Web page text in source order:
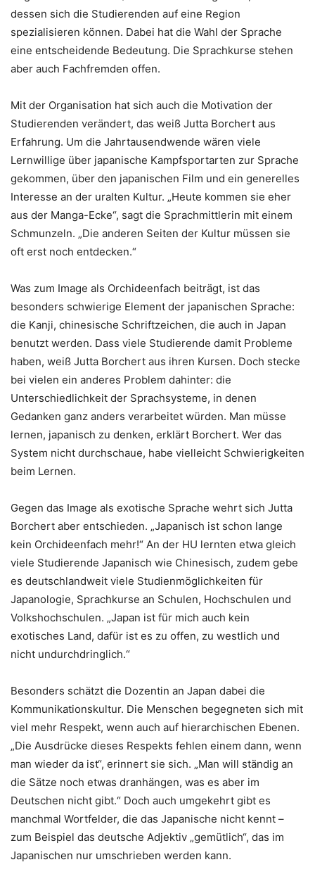
dessen sich die Studierenden auf eine Region
spezialisieren können. Dabei hat die Wahl der Sprache
eine entscheidende Bedeutung. Die Sprachkurse stehen
aber auch Fachfremden offen.
Mit der Organisation hat sich auch die Motivation der
Studierenden verändert, das weiß Jutta Borchert aus
Erfahrung. Um die Jahrtausendwende wären viele
Lernwillige über japanische Kampfsportarten zur Sprache
gekommen, über den japanischen Film und ein generelles
Interesse an der uralten Kultur. „Heute kommen sie eher
aus der Manga-Ecke“, sagt die Sprachmittlerin mit einem
Schmunzeln. „Die anderen Seiten der Kultur müssen sie
oft erst noch entdecken.“
Was zum Image als Orchideenfach beiträgt, ist das
besonders schwierige Element der japanischen Sprache:
die Kanji, chinesische Schriftzeichen, die auch in Japan
benutzt werden. Dass viele Studierende damit Probleme
haben, weiß Jutta Borchert aus ihren Kursen. Doch stecke
bei vielen ein anderes Problem dahinter: die
Unterschiedlichkeit der Sprachsysteme, in denen
Gedanken ganz anders verarbeitet würden. Man müsse
lernen, japanisch zu denken, erklärt Borchert. Wer das
System nicht durchschaue, habe vielleicht Schwierigkeiten
beim Lernen.
Gegen das Image als exotische Sprache wehrt sich Jutta
Borchert aber entschieden. „Japanisch ist schon lange
kein Orchideenfach mehr!“ An der HU lernten etwa gleich
viele Studierende Japanisch wie Chinesisch, zudem gebe
es deutschlandweit viele Studienmöglichkeiten für
Japanologie, Sprachkurse an Schulen, Hochschulen und
Volkshochschulen. „Japan ist für mich auch kein
exotisches Land, dafür ist es zu offen, zu westlich und
nicht undurchdringlich.“
Besonders schätzt die Dozentin an Japan dabei die
Kommunikationskultur. Die Menschen begegneten sich mit
viel mehr Respekt, wenn auch auf hierarchischen Ebenen.
„Die Ausdrücke dieses Respekts fehlen einem dann, wenn
man wieder da ist“, erinnert sie sich. „Man will ständig an
die Sätze noch etwas dranhängen, was es aber im
Deutschen nicht gibt.“ Doch auch umgekehrt gibt es
manchmal Wortfelder, die das Japanische nicht kennt –
zum Beispiel das deutsche Adjektiv „gemütlich“, das im
Japanischen nur umschrieben werden kann.